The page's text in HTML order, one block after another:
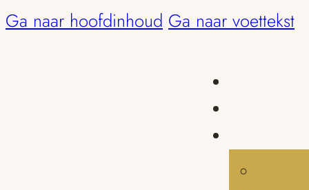
Ga naar hoofdinhoud Ga naar voettekst